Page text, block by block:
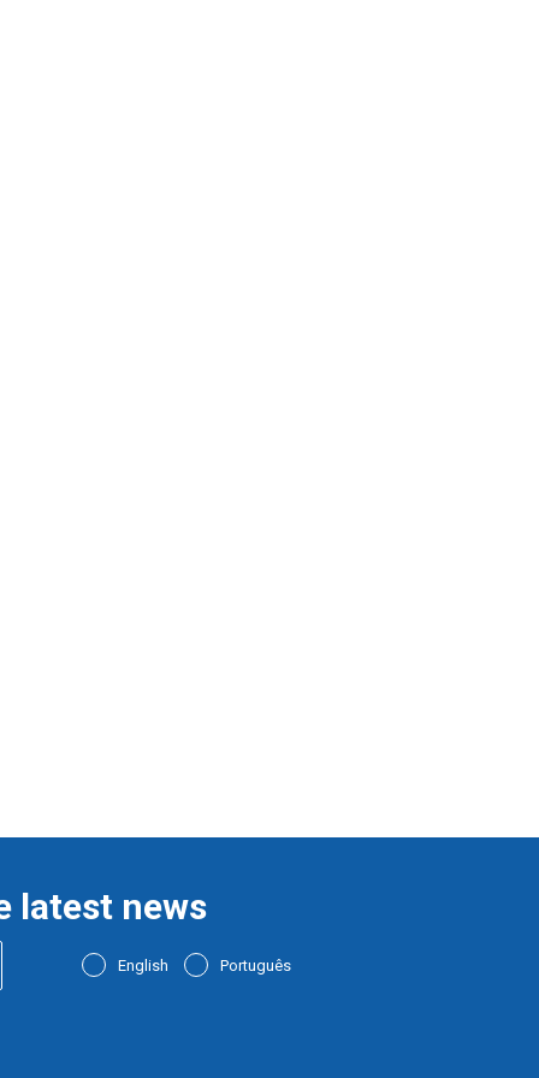
latest news
English Português